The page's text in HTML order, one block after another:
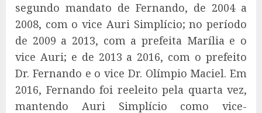
segundo mandato de Fernando, de 2004 a
2008, com o vice Auri Simplício; no período
de 2009 a 2013, com a prefeita Marília e o
vice Auri; e de 2013 a 2016, com o prefeito
Dr. Fernando e o vice Dr. Olímpio Maciel. Em
2016, Fernando foi reeleito pela quarta vez,
mantendo Auri Simplício como vice-